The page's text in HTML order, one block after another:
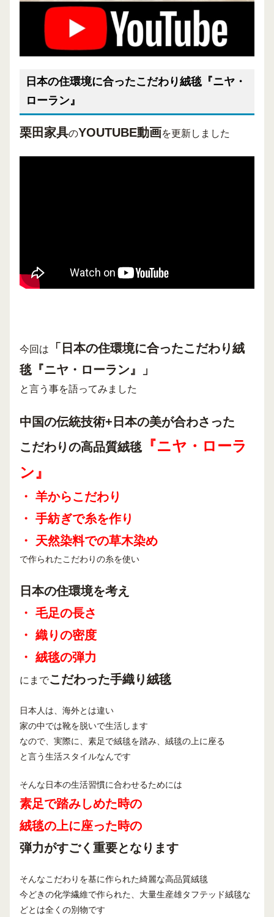
日本の住環境に合ったこだわり絨毯『ニヤ・
ローラン』
栗田家具のYOUTUBE動画を更新しました
今回は 「 日本の住環境に合ったこだわり絨
毯『ニヤ・ローラン』」
と言う事を語ってみました
中国の伝統技術+日本の美が合わさった
こだわりの高品質絨毯『ニヤ・ローラ
ン』
・ 羊からこだわり
・ 手紡ぎで糸を作り
・ 天然染料での草木染め
で作られたこだわりの糸を使い
日本の住環境を考え
・ 毛足の長さ
・ 織りの密度
・ 絨毯の弾力
にまでこだわった手織り絨毯
日本人は、海外とは違い
家の中では靴を脱いで生活します
なので、実際に、素足で絨毯を踏み、絨毯の上に座る
と言う生活スタイルなんです
そんな日本の生活習慣に合わせるためには
素足で踏みしめた時の
絨毯の上に座った時の
弾力がすごく重要となります
そんなこだわりを基に作られた綺麗な高品質絨毯
今どきの化学繊維で作られた、大量生産雄タフテッド絨毯な
どとは全くの別物です